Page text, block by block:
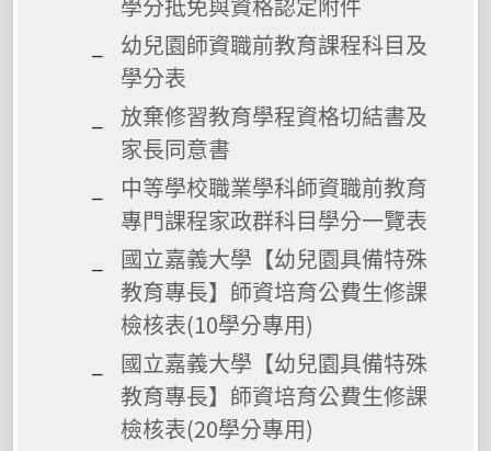
幼兒園師資職前教育課程科目及
學分表
放棄修習教育學程資格切結書及
家長同意書
中等學校職業學科師資職前教育
專門課程家政群科目學分一覽表
國立嘉義大學【幼兒園具備特殊
教育專長】師資培育公費生修課
檢核表(10學分專用)
國立嘉義大學【幼兒園具備特殊
教育專長】師資培育公費生修課
檢核表(20學分專用)